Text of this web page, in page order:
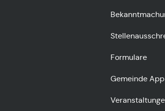
Formulare
Gemeinde App